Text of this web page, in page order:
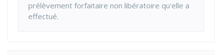
prélèvement forfaitaire non libératoire qu'elle a
effectué.